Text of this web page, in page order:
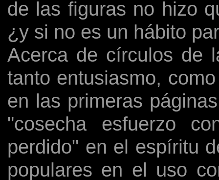
de las figuras no hizo
¿y si no es un hábito
Acerca de círculos de
tanto entusiasmo,
en las primeras
"cosecha esfuerzo
perdido" en el espíritu
populares en el uso